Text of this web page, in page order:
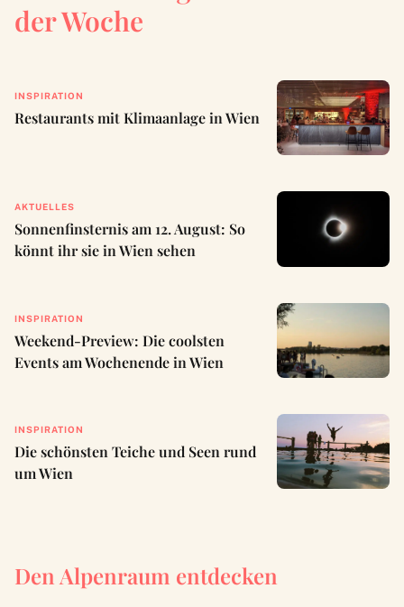
der Woche
INSPIRATION
Restaurants mit Klimaanlage in Wien
AKTUELLES
Sonnenfinsternis am 12. August: So
könnt ihr sie in Wien sehen
INSPIRATION
Weekend-Preview: Die coolsten
Events am Wochenende in Wien
INSPIRATION
Die schönsten Teiche und Seen rund
um Wien
Den Alpenraum entdecken